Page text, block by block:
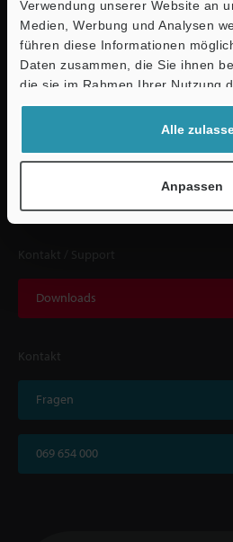
Verwendung unserer Website an
Medien, Werbung und Analysen
führen diese Informationen
Daten zusammen, die Sie ihnen
die sie im Rahmen Ihrer Nutzung
haben.
Alle
Anpassen
Schnelle
umfassender
KEYENCE unterstützt Sie von der
und darüber hinaus durch Spezialisten bei
Kontakt / Support
Downloads
Kontakt
Fragen
069 654 000